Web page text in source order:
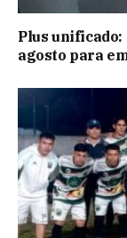
Plus
agosto para